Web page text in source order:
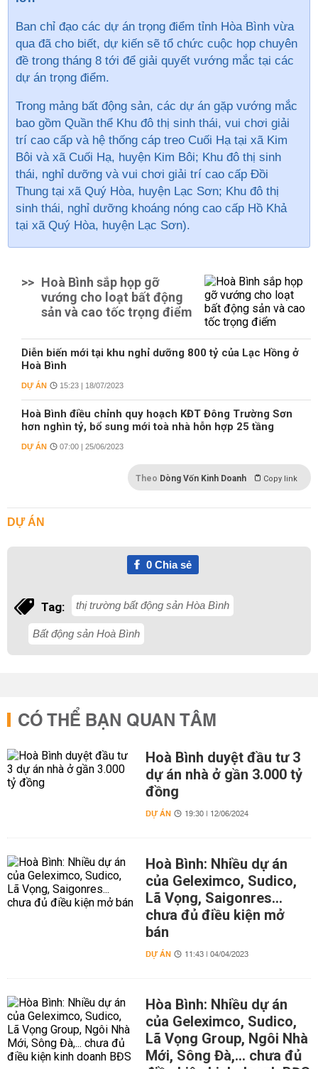
Ban chỉ đạo các dự án trọng điểm tỉnh Hòa Bình vừa
qua đã cho biết, dự kiến sẽ tổ chức cuộc họp chuyên
đề trong tháng 8 tới để giải quyết vướng mắc tại các
dự án trọng điểm.
Trong mảng bất động sản, các dự án gặp vướng mắc
bao gồm Quần thể Khu đô thị sinh thái, vui chơi giải
trí cao cấp và hệ thống cáp treo Cuối Hạ tại xã Kim
Bôi và xã Cuối Hạ, huyện Kim Bôi; Khu đô thị sinh
thái, nghỉ dưỡng và vui chơi giải trí cao cấp Đồi
Thung tại xã Quý Hòa, huyện Lạc Sơn; Khu đô thị
sinh thái, nghỉ dưỡng khoáng nóng cao cấp Hồ Khả
tại xã Quý Hòa, huyện Lạc Sơn).
>> Hoà Bình sắp họp gỡ
vướng cho loạt bất động
sản và cao tốc trọng điểm
Diễn biến mới tại khu nghỉ dưỡng 800 tỷ của Lạc Hồng ở
Hoà Bình
DỰ ÁN 15:23 | 18/07/2023
Hoà Bình điều chỉnh quy hoạch KĐT Đông Trường Sơn
hơn nghìn tỷ, bổ sung mới toà nhà hỗn hợp 25 tầng
DỰ ÁN 07:00 | 25/06/2023
Theo Dòng Vốn Kinh Doanh Copy link
DỰ ÁN
0Chia sẻ
Tag: thị trường bất động sản Hòa Bình
Bất động sản Hoà Bình
CÓ THỂ BẠN QUAN TÂM
Hoà Bình duyệt đầu tư 3
dự án nhà ở gần 3.000 tỷ
đồng
DỰ ÁN 19:30 | 12/06/2024
Hoà Bình: Nhiều dự án
của Geleximco, Sudico,
Lã Vọng, Saigonres...
chưa đủ điều kiện mở
bán
DỰ ÁN 11:43 | 04/04/2023
Hòa Bình: Nhiều dự án
của Geleximco, Sudico,
Lã Vọng Group, Ngôi Nhà
Mới, Sông Đà,... chưa đủ